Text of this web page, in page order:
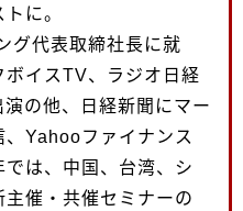
に。
グ代表取締社長に就
イスTV、ラジオ日経
の他、日経新聞にマー
Yahooファイナンス
は、中国、台湾、シ
催・共催セミナーの